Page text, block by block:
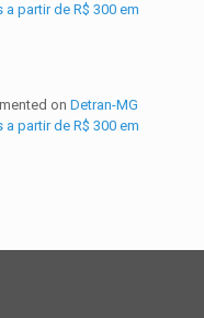
partir de R$ 300 em
on Detran-MG
partir de R$ 300 em